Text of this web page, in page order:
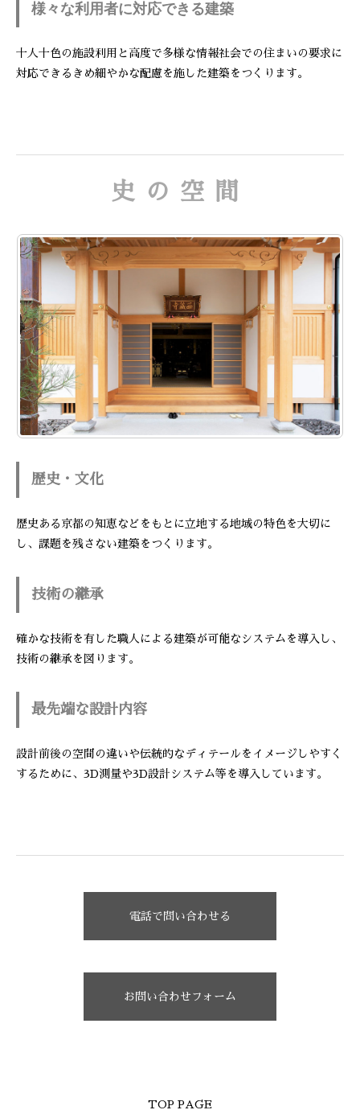
様々な利用者に対応できる建築
十人十色の施設利用と高度で多様な情報社会での住まいの要求に
対応できるきめ細やかな配慮を施した建築をつくります。
史の空間
歴史・文化
歴史ある京都の知恵などをもとに立地する地域の特色を大切に
し、課題を残さない建築をつくります。
技術の継承
確かな技術を有した職人による建築が可能なシステムを導入し、
技術の継承を図ります。
最先端な設計内容
設計前後の空間の違いや伝統的なディテールをイメージしやすく
するために、3D測量や3D設計システム等を導入しています。
電話で問い合わせる
お問い合わせフォーム
TOP PAGE